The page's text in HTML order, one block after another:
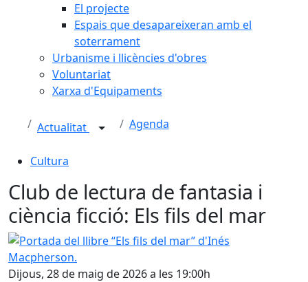
El projecte
Espais que desapareixeran amb el
soterrament
Urbanisme i llicències d'obres
Voluntariat
Xarxa d'Equipaments
Actualitat Agenda
Cultura
Club de lectura de fantasia i
ciència ficció: Els fils del mar
Portada del llibre “Els fils del mar” d'Inés Macpherson.
Dijous, 28 de maig de 2026 a les 19:00h